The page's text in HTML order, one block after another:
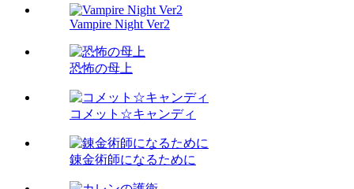
Vampire Night Ver2
恐怖の母上
コメット☆キャンディ
錬金術師になるために